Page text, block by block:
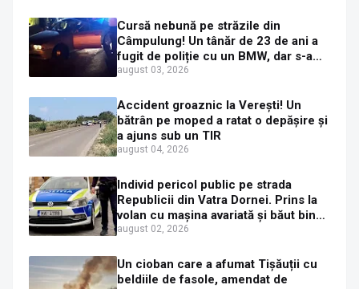
Cursă nebună pe străzile din
Câmpulung! Un tânăr de 23 de ani a
fugit de poliție cu un BMW, dar s-a
oprit într-un gard de pe strada
august 03, 2026
Accident groaznic la Verești! Un
bătrân pe moped a ratat o depășire și
a ajuns sub un TIR
august 04, 2026
Individ pericol public pe strada
Republicii din Vatra Dornei. Prins la
volan cu mașina avariată și băut bine,
în plină zi
august 02, 2026
Un cioban care a afumat Tișăuții cu
beldiile de fasole, amendat de